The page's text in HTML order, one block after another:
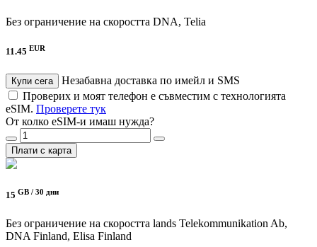
Без ограничение на скоростта DNA, Telia
11.45 EUR
Купи сега
Незабавна доставка по имейл и SMS
Проверих и моят телефон е съвместим с технологията
eSIM. Проверете тук
От колко eSIM-и имаш нужда?
Плати с карта
15 GB / 30 дни
Без ограничение на скоростта lands Telekommunikation Ab,
DNA Finland, Elisa Finland